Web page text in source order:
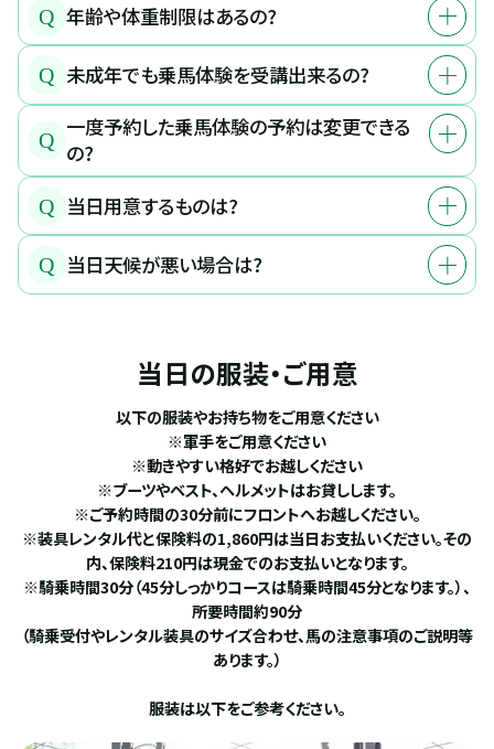
Q 年齢や体重制限はあるの?
Q 未成年でも乗馬体験を受講出来るの?
Q 一度予約した乗馬体験の予約は変更できる
の?
Q 当日用意するものは?
Q 当日天候が悪い場合は?
当日の服装・ご用意
以下の服装やお持ち物をご用意ください
※軍手をご用意ください
※動きやすい格好でお越しください
※ブーツやベスト、ヘルメットはお貸しします。
※ご予約時間の30分前にフロントへお越しください。
※装具レンタル代と保険料の1,860円は当日お支払いください。その
内、保険料210円は現金でのお支払いとなります。
※騎乗時間30分（45分しっかりコースは騎乗時間45分となります。）、
所要時間約90分
（騎乗受付やレンタル装具のサイズ合わせ、馬の注意事項のご説明等
あります。）
服装は以下をご参考ください。